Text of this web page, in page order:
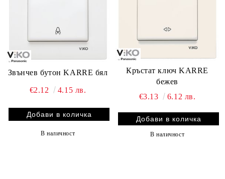
Звънчев бутон KARRE бял
€2.12 4.15 лв.
В наличност
Кръстат ключ KARRE
бежев
€3.13
6.12 лв.
В наличност